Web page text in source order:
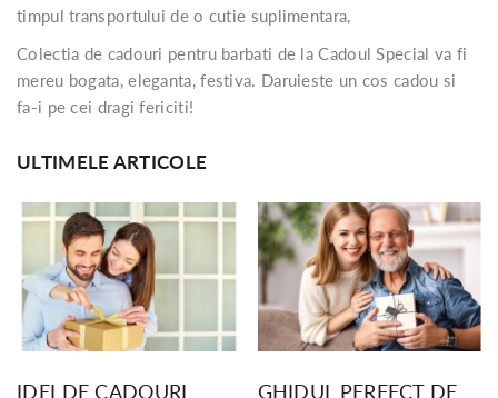
timpul transportului de o cutie suplimentara,
Colectia de cadouri pentru barbati de la Cadoul Special va fi
mereu bogata, eleganta, festiva. Daruieste un cos cadou si
fa-i pe cei dragi fericiti!
ULTIMELE ARTICOLE
IDEI DE CADOURI
GHIDUL PERFECT DE